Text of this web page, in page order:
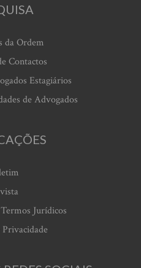
da Ordem
Contactos
Estagiários
de Advogados
Jurídicos